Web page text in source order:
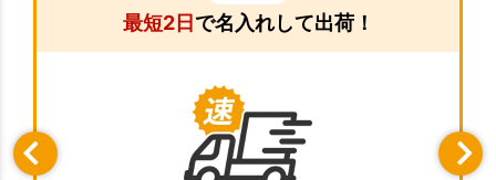
最短2日で名入れして出荷！